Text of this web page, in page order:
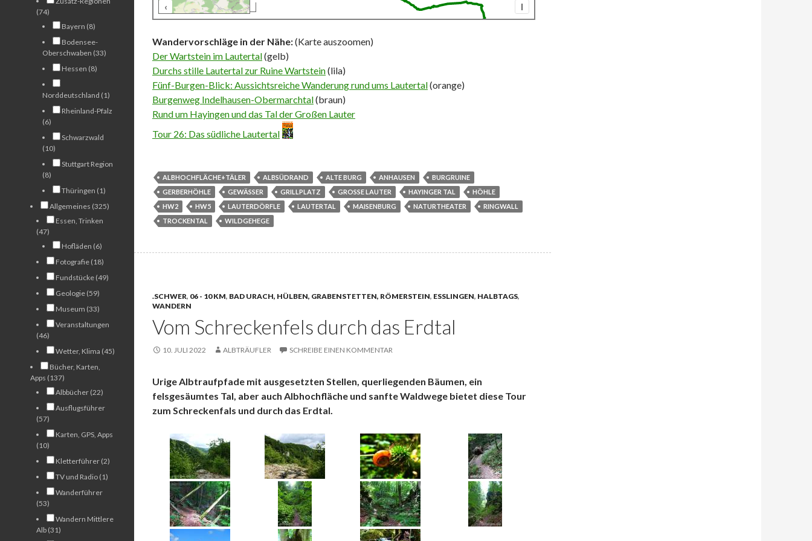
I
500 m
‹
Wandervorschläge in der Nähe:(Karte auszoomen)
Der Wartstein im Lautertal(gelb)
Durchs stille Lautertal zur Ruine Wartstein(lila)
Fünf-Burgen-Blick: Aussichtsreiche Wanderung rund ums Lautertal(orange)
Burgenweg Indelhausen-Obermarchtal(braun)
Rund um Hayingen und das Tal der Großen Lauter
Tour 26: Das südliche Lautertal
ALBHOCHFLÄCHE+TÄLER ALBSÜDRAND ALTE BURG ANHAUSEN
BURGRUINE
GERBERHÖHLE
GEWÄSSER GRILLPLATZ GROSSE LAUTER HAYINGER TAL
HÖHLE
HW2
HW5 LAUTERDÖRFLE LAUTERTAL MAISENBURG NATURTHEATER
RINGWALL
TROCKENTAL
WILDGEHEGE
.SCHWER, 06 - 10 KM, BAD URACH, HÜLBEN, GRABENSTETTEN, RÖMERSTEIN, ESSLINGEN, HALBTAGS,
WANDERN
Vom Schreckenfels durch das Erdtal
10. JULI 2022 ALBTRÄUFLER SCHREIBE EINEN KOMMENTAR
Urige Albtraufpfade mit ausgesetzten Stellen, querliegenden Bäumen, ein
felsgesäumtes Tal, aber auch Albhochfläche und sanfte Waldwege bietet diese Tour
zum Schreckenfals und durch das Erdtal.
(74)
Bayern (8)
Bodensee-
Oberschwaben (33)
Hessen (8)
Norddeutschland (1)
Rheinland-Pfalz
(6)
Schwarzwald
(10)
Stuttgart Region
(8)
Thüringen (1)
Allgemeines (325)
Essen, Trinken
(47)
Hofläden (6)
Fotografie (18)
Fundstücke (49)
Geologie (59)
Museum (33)
Veranstaltungen
(46)
Wetter, Klima (45)
Bücher, Karten,
Apps (137)
Albbücher (22)
Ausflugsführer
(57)
Karten, GPS, Apps
(10)
Kletterführer (2)
TV und Radio (1)
Wanderführer
(53)
Wandern Mittlere
Alb (31)